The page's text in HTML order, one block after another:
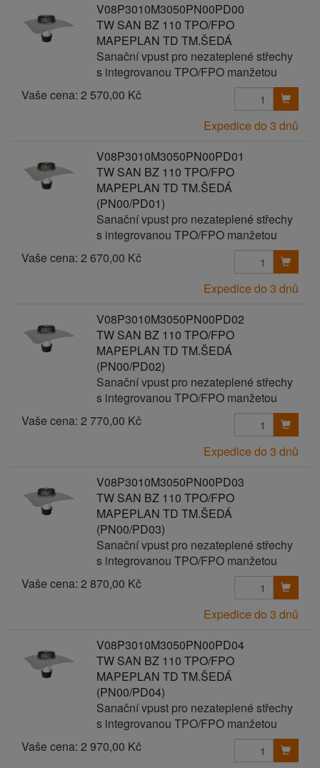
V08P3010M3050PN00PD00
TW SAN BZ 110 TPO/FPO
MAPEPLAN TD TM.ŠEDÁ
Sanační vpust pro nezateplené střechy
s integrovanou TPO/FPO manžetou
Vaše cena: 2 570,00 Kč
Expedice do 3 dnů
V08P3010M3050PN00PD01
TW SAN BZ 110 TPO/FPO
MAPEPLAN TD TM.ŠEDÁ
(PN00/PD01)
Sanační vpust pro nezateplené střechy
s integrovanou TPO/FPO manžetou
Vaše cena: 2 670,00 Kč
Expedice do 3 dnů
V08P3010M3050PN00PD02
TW SAN BZ 110 TPO/FPO
MAPEPLAN TD TM.ŠEDÁ
(PN00/PD02)
Sanační vpust pro nezateplené střechy
s integrovanou TPO/FPO manžetou
Vaše cena: 2 770,00 Kč
Expedice do 3 dnů
V08P3010M3050PN00PD03
TW SAN BZ 110 TPO/FPO
MAPEPLAN TD TM.ŠEDÁ
(PN00/PD03)
Sanační vpust pro nezateplené střechy
s integrovanou TPO/FPO manžetou
Vaše cena: 2 870,00 Kč
Expedice do 3 dnů
V08P3010M3050PN00PD04
TW SAN BZ 110 TPO/FPO
MAPEPLAN TD TM.ŠEDÁ
(PN00/PD04)
Sanační vpust pro nezateplené střechy
s integrovanou TPO/FPO manžetou
Vaše cena: 2 970,00 Kč